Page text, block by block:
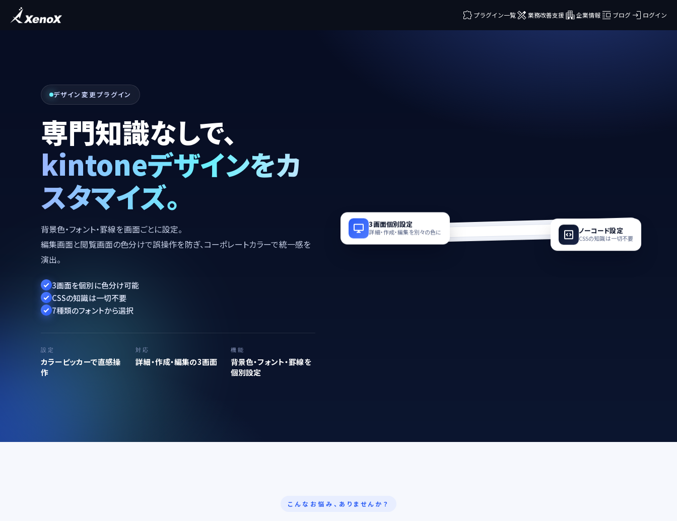
プラグイン一覧 業務改善支援 企業情報 ブログ ログイン
デザイン変更プラグイン
専門知識なしで、
kintoneデザインをカ
スタマイズ。
背景色・フォント・罫線を画面ごとに設定。
編集画面と閲覧画面の色分けで誤操作を防ぎ、コーポレートカラーで統一感を
演出。
3画面を個別に色分け可能
CSSの知識は一切不要
7種類のフォントから選択
設定
カラーピッカーで直感操
作
対応
詳細・作成・編集の3画面
機能
背景色・フォント・罫線を
個別設定
xxxx.cybozu.com/k/000/
3画面個別設定
詳細・作成・編集を別々の色に ノーコード設定
CSSの知識は一切不要
こんなお悩み、ありませんか？